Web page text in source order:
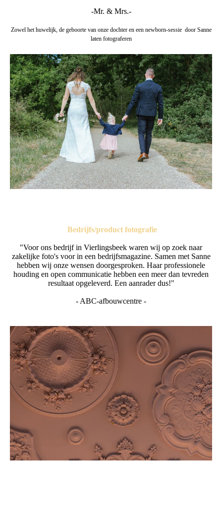
-Mr. & Mrs.-
Zowel het huwelijk, de geboorte van onze dochter en een newborn-sessie door Sanne
laten fotograferen
Bedrijfs/product fotografie
"Voor ons bedrijf in Vierlingsbeek waren wij op zoek naar
zakelijke foto's voor in een bedrijfsmagazine. Samen met Sanne
hebben wij onze wensen doorgesproken. Haar professionele
houding en open communicatie hebben een meer dan tevreden
resultaat opgeleverd. Een aanrader dus!"
- ABC-afbouwcentre -